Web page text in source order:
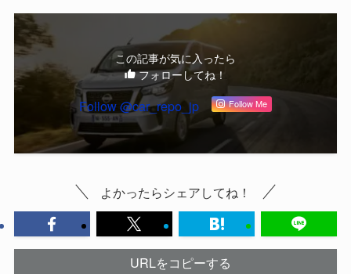
この記事が気に入ったら
フォローしてね！
Follow @car_repo_jp Follow Me
よかったらシェアしてね！
URLをコピーする